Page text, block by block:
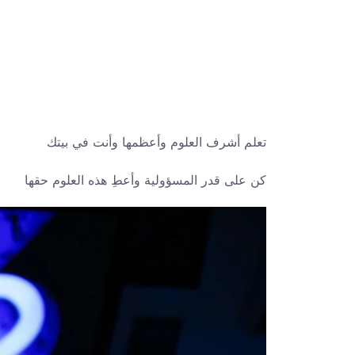
تعلم أشرف العلوم وأعظمها وأنت في بيتك
كن على قدر المسؤولية وأعطِ هذه العلوم حقها